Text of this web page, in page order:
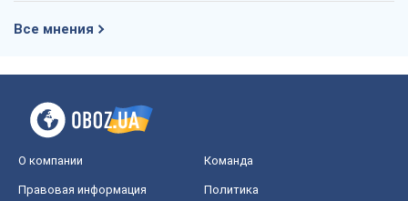
Все мнения
О компании Команда
Правовая информация
Политика